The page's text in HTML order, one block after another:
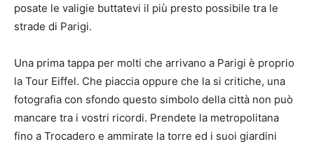
posate le valigie buttatevi il più presto possibile tra le
strade di Parigi.
Una prima tappa per molti che arrivano a Parigi è proprio
la Tour Eiffel. Che piaccia oppure che la si critiche, una
fotografia con sfondo questo simbolo della città non può
mancare tra i vostri ricordi. Prendete la metropolitana
fino a Trocadero e ammirate la torre ed i suoi giardini